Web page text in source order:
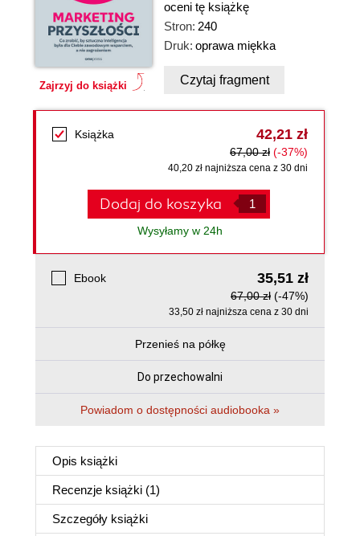
Zajrzyj do książki
oceni tę książkę
Stron: 240
Druk: oprawa miękka
Czytaj fragment
Książka 42,21 zł
67,00 zł (-37%)
40,20 zł najniższa cena z 30 dni
Dodaj do koszyka
Wysyłamy w 24h
Ebook 35,51 zł
67,00 zł (-47%)
33,50 zł najniższa cena z 30 dni
Przenieś na półkę
Do przechowalni
Powiadom o dostępności audiobooka »
Opis książki
Recenzje książki (1)
Szczegóły książki